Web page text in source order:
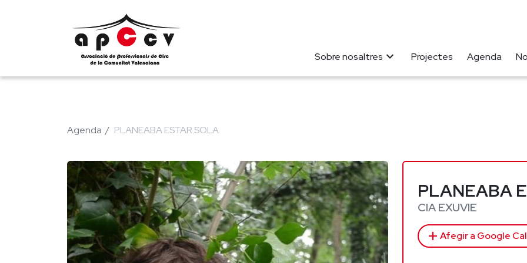
Sobre nosaltres expand_more Projectes Agenda
Agenda PLANEABA ESTAR SOLA
PLANEABA
CIA EXUVIE
add Afegir a Google